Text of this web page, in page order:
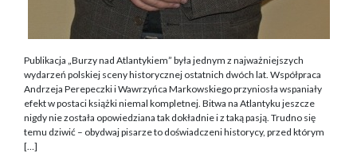
Publikacja „Burzy nad Atlantykiem” była jednym z najważniejszych
wydarzeń polskiej sceny historycznej ostatnich dwóch lat. Współpraca
Andrzeja Perepeczki i Wawrzyńca Markowskiego przyniosła wspaniały
efekt w postaci książki niemal kompletnej. Bitwa na Atlantyku jeszcze
nigdy nie została opowiedziana tak dokładnie i z taką pasją. Trudno się
temu dziwić – obydwaj pisarze to doświadczeni historycy, przed którym
[…]